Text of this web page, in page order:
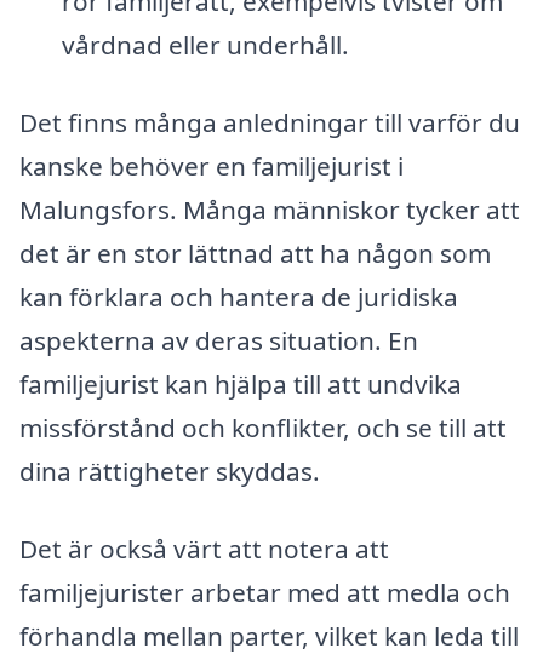
vårdnad eller underhåll.
Det finns många anledningar till varför du
kanske behöver en familjejurist i
Malungsfors. Många människor tycker att
det är en stor lättnad att ha någon som
kan förklara och hantera de juridiska
aspekterna av deras situation. En
familjejurist kan hjälpa till att undvika
missförstånd och konflikter, och se till att
dina rättigheter skyddas.
Det är också värt att notera att
familjejurister arbetar med att medla och
förhandla mellan parter, vilket kan leda till